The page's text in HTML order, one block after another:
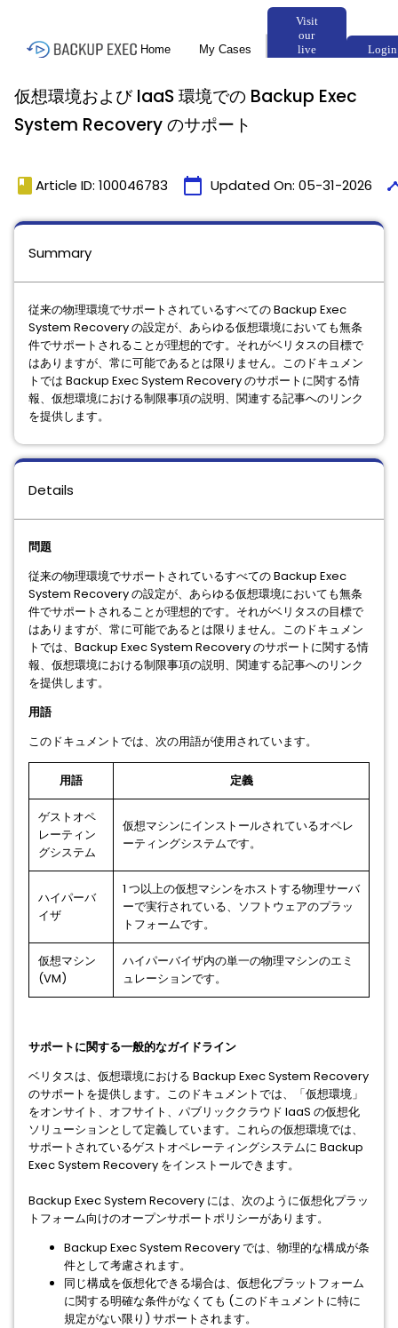
仮想環境および IaaS 環境での Backup Exec
System Recovery のサポート
book Article ID: 100046783 calendar_today Updated On: 05-31-2026
Details
問題
従来の物理環境でサポートされているすべての Backup Exec
System Recovery の設定が、あらゆる仮想環境においても無条
件でサポートされることが理想的です。それがベリタスの目標で
はありますが、常に可能であるとは限りません。このドキュメン
トでは、Backup Exec System Recovery のサポートに関する情
報、仮想環境における制限事項の説明、関連する記事へのリンク
を提供します。
用語
このドキュメントでは、次の用語が使用されています。
用語 定義
ゲストオペ
レーティン
グシステム
仮想マシンにインストールされているオペレ
ーティングシステムです。
ハイパーバ
イザ
1 つ以上の仮想マシンをホストする物理サーバ
ーで実行されている、ソフトウェアのプラッ
トフォームです。
仮想マシン
(VM)
ハイパーバイザ内の単一の物理マシンのエミ
ュレーションです。
サポートに関する一般的なガイドライン
ベリタスは、仮想環境における Backup Exec System Recovery
のサポートを提供します。このドキュメントでは、「仮想環境」
をオンサイト、オフサイト、パブリッククラウド IaaS の仮想化
ソリューションとして定義しています。これらの仮想環境では、
サポートされているゲストオペレーティングシステムに Backup
Exec System Recovery をインストールできます。
Backup Exec System Recovery には、次のように仮想化プラッ
トフォーム向けのオープンサポートポリシーがあります。
Backup Exec System Recovery では、物理的な構成が条
件として考慮されます。
同じ構成を仮想化できる場合は、仮想化プラットフォーム
に関する明確な条件がなくても (このドキュメントに特に
規定がない限り) サポートされます。
Summary
従来の物理環境でサポートされているすべての Backup Exec
System Recovery の設定が、あらゆる仮想環境においても無条
件でサポートされることが理想的です。それがベリタスの目標で
はありますが、常に可能であるとは限りません。このドキュメン
トでは Backup Exec System Recovery のサポートに関する情
報、仮想環境における制限事項の説明、関連する記事へのリンク
を提供します。